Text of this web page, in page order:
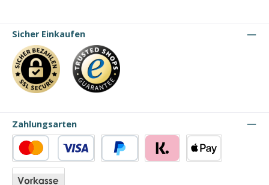
Sicher Einkaufen
Zahlungsarten
Kredit- oder Debitkarte